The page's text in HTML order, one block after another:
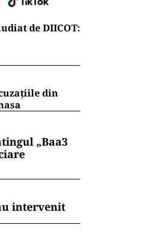
de DIICOT:
din
„Baa3
intervenit